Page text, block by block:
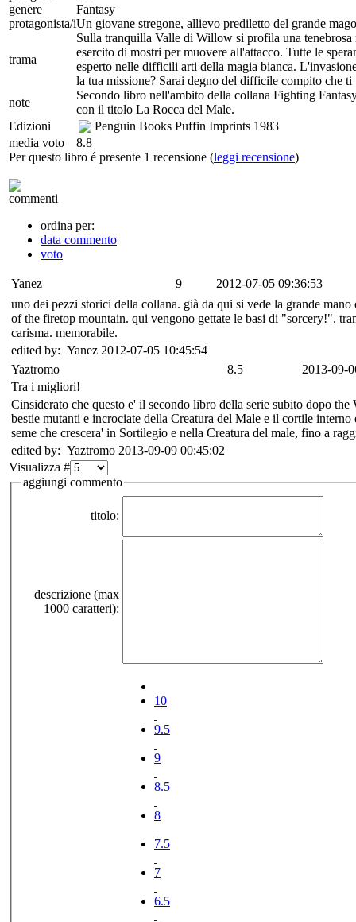
genere
Fantasy
protagonista/iUn giovane stregone, allievo prediletto del grande
trama
Sulla tranquilla Valle di Willow si profila una
esercito di mostri per muovere all'attacco. Tutte le
esperto nelle difficili arti della magia bianca.
la tua missione? Sarai degno del difficile compito che
note
Secondo libro nell'ambito della collana Fighting
con il titolo La Rocca del Male.
Edizioni
Penguin Books Puffin Imprints 1983
media voto
8.8
Per questo libro é presente 1 recensione (leggi recensione)
commenti
ordina per:
data commento
voto
Yanez 9
2012-07-05 09:36:53
uno dei pezzi storici della collana. già da qui si vede la grande
of the firetop mountain. qui vengono gettate le basi di "sorcery!".
carisma. memorabile.
edited by: Yanez 2012-07-05 10:45:54
Yaztromo
8.5
2013-09-
Tra i migliori!
Cinsiderato che questo e' il secondo libro della serie subito dopo
bestie mutanti e incrociate della Creatura del Male e il cortile
seme che crescera' in Sortilegio e nella Creatura del male, fino a
edited by: Yaztromo 2013-09-09 00:45:02
Visualizza #
aggiungi commento
titolo:
descrizione (max
1000 caratteri):
10
9.5
9
8.5
8
7.5
7
6.5